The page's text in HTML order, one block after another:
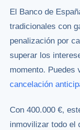
El Banco de
tradicionales con
penalización por
superar los
momento. Puedes
cancelación
Con 400.000 €,
inmovilizar todo el